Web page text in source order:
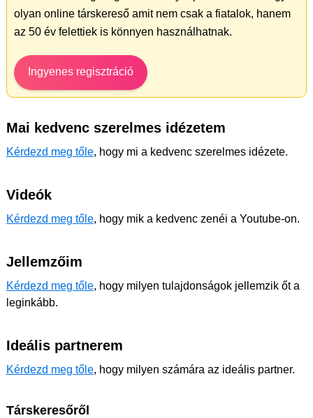
olyan online társkereső amit nem csak a fiatalok, hanem
az 50 év felettiek is könnyen használhatnak.
Ingyenes regisztráció
Mai kedvenc szerelmes idézetem
Kérdezd meg tőle, hogy mi a kedvenc szerelmes idézete.
Videók
Kérdezd meg tőle, hogy mik a kedvenc zenéi a Youtube-on.
Jellemzőim
Kérdezd meg tőle, hogy milyen tulajdonságok jellemzik őt a
leginkább.
Ideális partnerem
Kérdezd meg tőle, hogy milyen számára az ideális partner.
Társkeresőről